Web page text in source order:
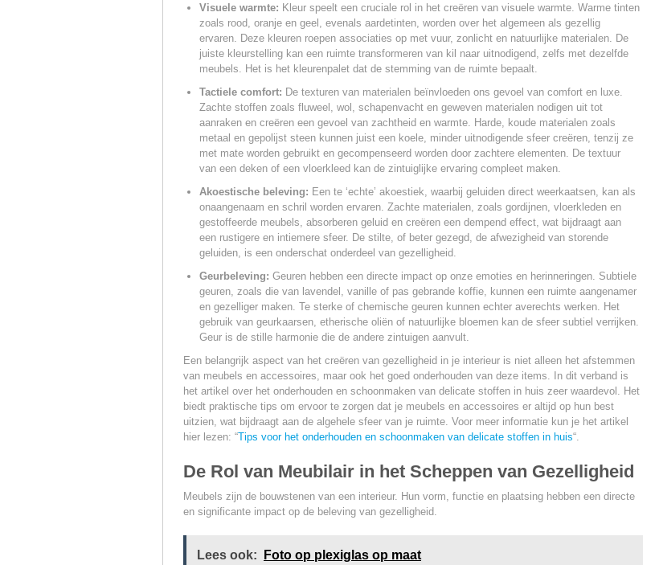
Visuele warmte: Kleur speelt een cruciale rol in het creëren van visuele warmte. Warme tinten
zoals rood, oranje en geel, evenals aardetinten, worden over het algemeen als gezellig
ervaren. Deze kleuren roepen associaties op met vuur, zonlicht en natuurlijke materialen. De
juiste kleurstelling kan een ruimte transformeren van kil naar uitnodigend, zelfs met dezelfde
meubels. Het is het kleurenpalet dat de stemming van de ruimte bepaalt.
Tactiele comfort: De texturen van materialen beïnvloeden ons gevoel van comfort en luxe.
Zachte stoffen zoals fluweel, wol, schapenvacht en geweven materialen nodigen uit tot
aanraken en creëren een gevoel van zachtheid en warmte. Harde, koude materialen zoals
metaal en gepolijst steen kunnen juist een koele, minder uitnodigende sfeer creëren, tenzij ze
met mate worden gebruikt en gecompenseerd worden door zachtere elementen. De textuur
van een deken of een vloerkleed kan de zintuiglijke ervaring compleet maken.
Akoestische beleving: Een te ‘echte’ akoestiek, waarbij geluiden direct weerkaatsen, kan als
onaangenaam en schril worden ervaren. Zachte materialen, zoals gordijnen, vloerkleden en
gestoffeerde meubels, absorberen geluid en creëren een dempend effect, wat bijdraagt aan
een rustigere en intiemere sfeer. De stilte, of beter gezegd, de afwezigheid van storende
geluiden, is een onderschat onderdeel van gezelligheid.
Geurbeleving: Geuren hebben een directe impact op onze emoties en herinneringen. Subtiele
geuren, zoals die van lavendel, vanille of pas gebrande koffie, kunnen een ruimte aangenamer
en gezelliger maken. Te sterke of chemische geuren kunnen echter averechts werken. Het
gebruik van geurkaarsen, etherische oliën of natuurlijke bloemen kan de sfeer subtiel verrijken.
Geur is de stille harmonie die de andere zintuigen aanvult.
Een belangrijk aspect van het creëren van gezelligheid in je interieur is niet alleen het afstemmen
van meubels en accessoires, maar ook het goed onderhouden van deze items. In dit verband is
het artikel over het onderhouden en schoonmaken van delicate stoffen in huis zeer waardevol. Het
biedt praktische tips om ervoor te zorgen dat je meubels en accessoires er altijd op hun best
uitzien, wat bijdraagt aan de algehele sfeer van je ruimte. Voor meer informatie kun je het artikel
hier lezen: “Tips voor het onderhouden en schoonmaken van delicate stoffen in huis“.
De Rol van Meubilair in het Scheppen van Gezelligheid
Meubels zijn de bouwstenen van een interieur. Hun vorm, functie en plaatsing hebben een directe
en significante impact op de beleving van gezelligheid.
Lees ook: Foto op plexiglas op maat